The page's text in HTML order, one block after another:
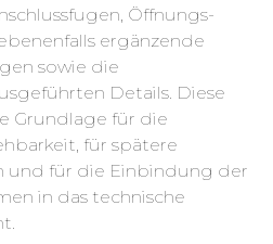
Öffnungs-
ergänzende
sowie die
Details. Diese
Grundlage für die
für spätere
und für die Einbindung der
in das technische